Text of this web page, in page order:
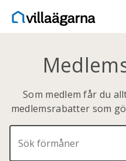
Som medlem får du
medlemsrabatter som